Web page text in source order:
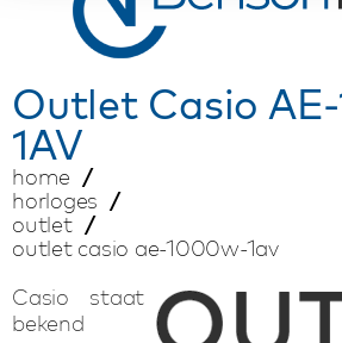
OutletCasio
1AV
home
horloges
outlet
outlet casio ae-1000w-1av
Casio staat
bekend